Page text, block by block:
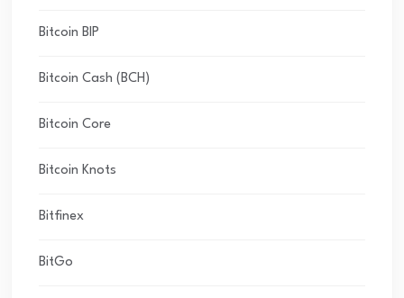
Bitcoin BIP
Bitcoin Cash (BCH)
Bitcoin Core
Bitcoin Knots
Bitfinex
BitGo